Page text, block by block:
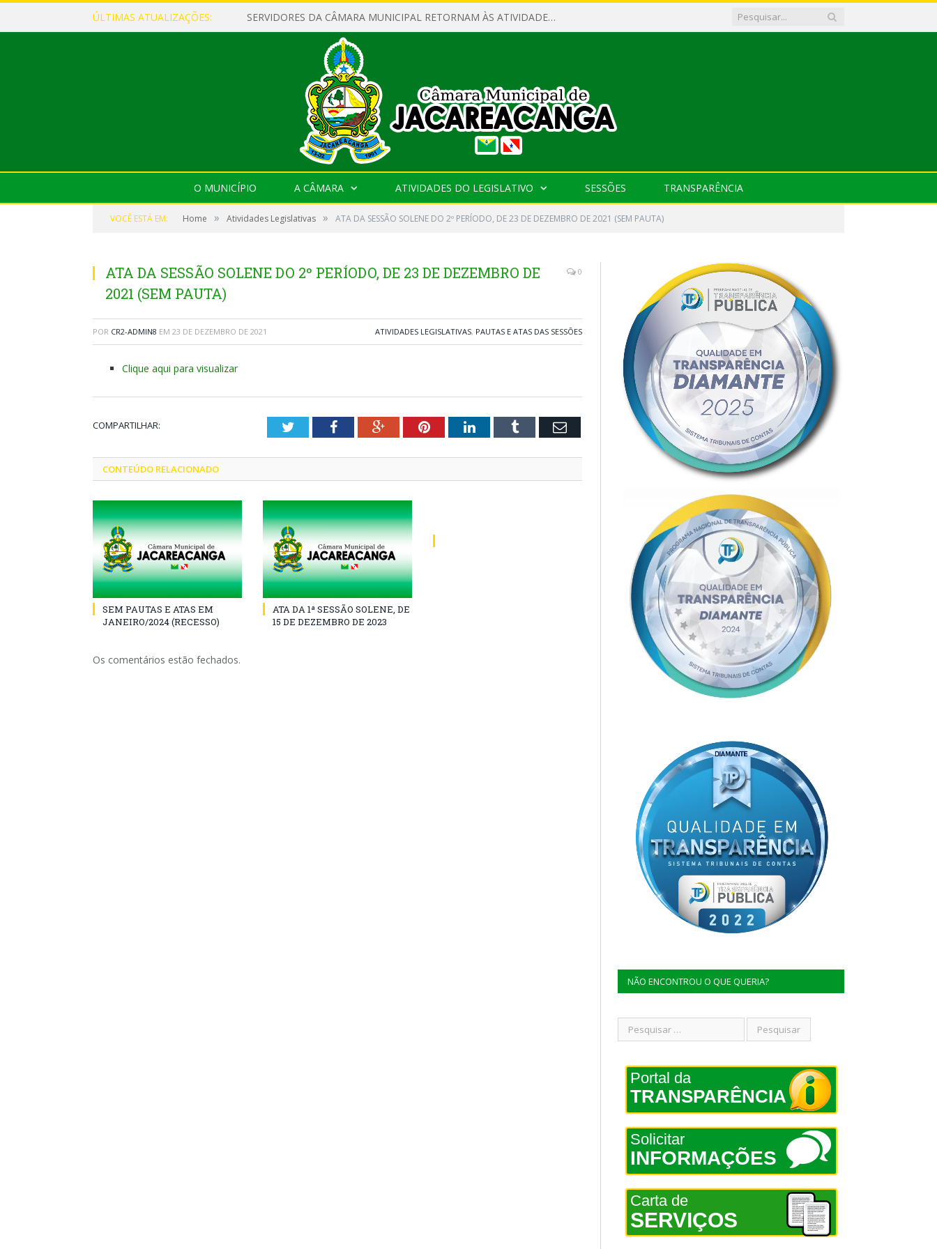
ÚLTIMAS ATUALIZAÇÕES: SERVIDORES DA CÂMARA MUNICIPAL RETORNAM ÀS ATIVIDADES APÓS O RECESSO PARLAMENTAR
O MUNICÍPIO A CÂMARA ATIVIDADES DO LEGISLATIVO SESSÕES TRANSPARÊNCIA
VOCÊ ESTÁ EM: Home » Atividades Legislativas » ATA DA SESSÃO SOLENE DO 2º PERÍODO, DE 23 DE DEZEMBRO DE 2021 (SEM PAUTA)
ATA DA SESSÃO SOLENE DO 2º PERÍODO, DE 23 DE DEZEMBRO DE
2021 (SEM PAUTA)
0
POR CR2-ADMIN8 EM 23 DE DEZEMBRO DE 2021 ATIVIDADES LEGISLATIVAS, PAUTAS E ATAS DAS SESSÕES
Clique aqui para visualizar
COMPARTILHAR: TwitterFacebookGoogle+PinterestLinkedInTumblr Email
CONTEÚDO RELACIONADO
SEM PAUTAS E ATAS EM
JANEIRO/2024 (RECESSO)
ATA DA 1ª SESSÃO SOLENE, DE
15 DE DEZEMBRO DE 2023
Os comentários estão fechados.
NÃO ENCONTROU O QUE QUERIA?
Portal da
TRANSPARÊNCIA
Solicitar
INFORMAÇÕES
Carta de
SERVIÇOS